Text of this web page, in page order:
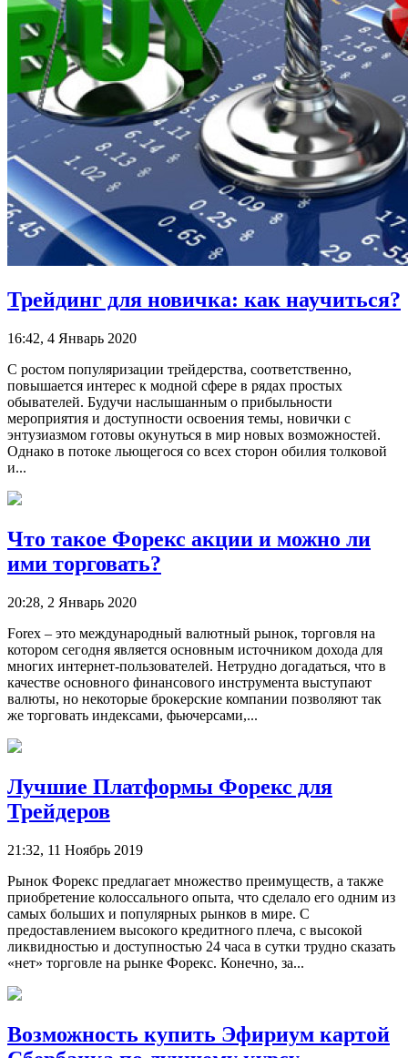
Трейдинг для новичка: как научиться?
16:42, 4 Январь 2020
С ростом популяризации трейдерства, соответственно,
повышается интерес к модной сфере в рядах простых
обывателей. Будучи наслышанным о прибыльности
мероприятия и доступности освоения темы, новички с
энтузиазмом готовы окунуться в мир новых возможностей.
Однако в потоке льющегося со всех сторон обилия толковой
и...
Что такое Форекс акции и можно ли
ими торговать?
20:28, 2 Январь 2020
Forex – это международный валютный рынок, торговля на
котором сегодня является основным источником дохода для
многих интернет-пользователей. Нетрудно догадаться, что в
качестве основного финансового инструмента выступают
валюты, но некоторые брокерские компании позволяют так
же торговать индексами, фьючерсами,...
Лучшие Платформы Форекс для
Трейдеров
21:32, 11 Ноябрь 2019
Рынок Форекс предлагает множество преимуществ, а также
приобретение колоссального опыта, что сделало его одним из
самых больших и популярных рынков в мире. С
предоставлением высокого кредитного плеча, с высокой
ликвидностью и доступностью 24 часа в сутки трудно сказать
«нет» торговле на рынке Форекс. Конечно, за...
Возможность купить Эфириум картой